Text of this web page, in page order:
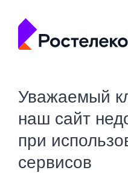
Уважаемый
наш сайт
при
сервисов